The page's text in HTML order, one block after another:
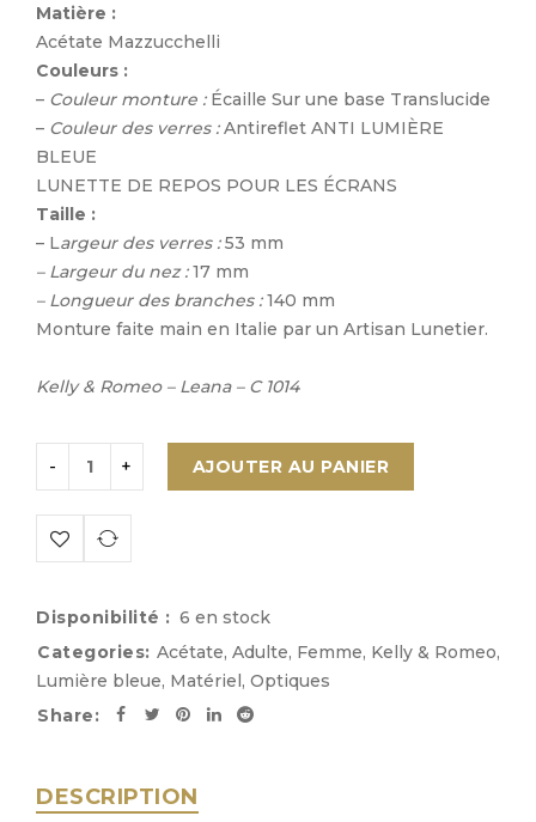
Matière :
Acétate Mazzucchelli
Couleurs :
– Couleur monture :Écaille Sur une base Translucide
– Couleur des verres :Antireflet ANTI LUMIÈRE
BLEUE
LUNETTE DE REPOS POUR LES ÉCRANS
Taille :
– Largeur des verres :53 mm
– Largeur du nez :17 mm
– Longueur des branches :140 mm
Monture faite main en Italie par un Artisan Lunetier.
Kelly & Romeo – Leana – C 1014
AJOUTER AU PANIER
Disponibilité : 6 en stock
Categories: Acétate, Adulte, Femme, Kelly & Romeo,
Lumière bleue, Matériel, Optiques
Share:
DESCRIPTION